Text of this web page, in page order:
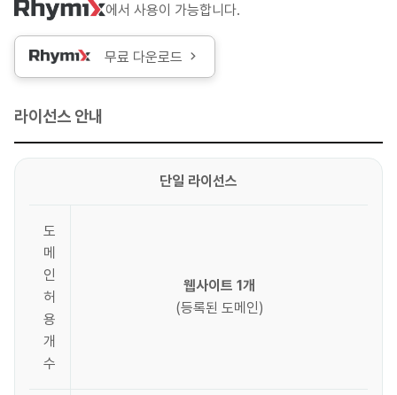
에서 사용이 가능합니다.
무료 다운로드
라이선스 안내
단일 라이선스
도
메
인
허
용
개
수
웹사이트 1개
(등록된 도메인)